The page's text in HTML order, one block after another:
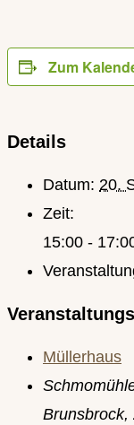
Zum
Details
Datum: 20.
Zeit:
15:00 -
Müllerhaus
Brunsbrock,